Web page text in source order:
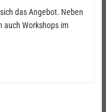
das Angebot. Neben
auch Workshops im